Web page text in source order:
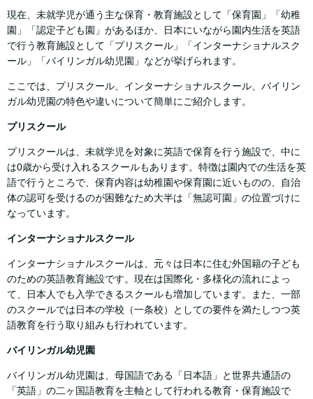
現在、未就学児が通う主な保育・教育施設として「保育園」「幼稚
園」「認定子ども園」があるほか、日本にいながら園内生活を英語
で行う教育施設として「プリスクール」「インターナショナルスク
ール」「バイリンガル幼児園」などが挙げられます。
ここでは、プリスクール、インターナショナルスクール、バイリン
ガル幼児園の特色や違いについて簡単にご紹介します。
プリスクール
プリスクールは、未就学児を対象に英語で保育を行う施設で、中に
は0歳から受け入れるスクールもあります。特徴は園内での生活を英
語で行うところで、保育内容は幼稚園や保育園に近いものの、自治
体の認可を受けるのが困難なため大半は「無認可園」の位置づけに
なっています。
インターナショナルスクール
インターナショナルスクールは、元々は日本に住む外国籍の子ども
のための英語教育施設です。現在は国際化・多様化の流れによっ
て、日本人でも入学できるスクールも増加しています。また、一部
のスクールでは日本の学校（一条校）としての要件を満たしつつ英
語教育を行う取り組みも行われています。
バイリンガル幼児園
バイリンガル幼児園は、母国語である「日本語」と世界共通語の
「英語」の二ヶ国語教育を主軸として行われる教育・保育施設で